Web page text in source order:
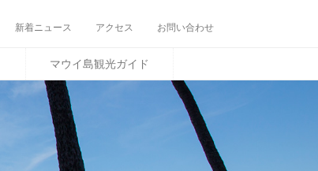
新着ニュース アクセス お問い合わせ
マウイ島観光ガイド